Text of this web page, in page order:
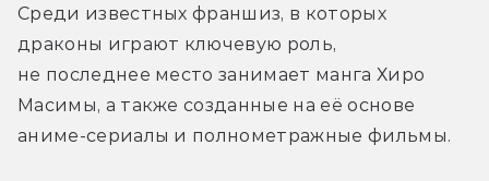
Среди известных франшиз, в которых
драконы играют ключевую роль,
не последнее место занимает манга Хиро
Масимы, а также созданные на её основе
аниме-сериалы и полнометражные фильмы.